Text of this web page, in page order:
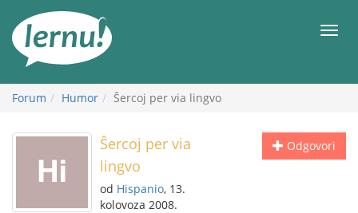
Meni
Forum Humor Ŝercoj per via lingvo
Odgovori
Ŝercoj per via
lingvo
od Hispanio, 13.
kolovoza 2008.